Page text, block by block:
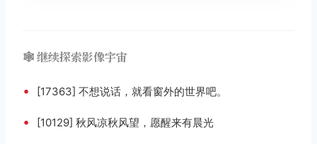
🕸️ 继续探索影像宇宙
• [17363] 不想说话，就看窗外的世界吧。
• [10129] 秋风凉秋风望，愿醒来有晨光